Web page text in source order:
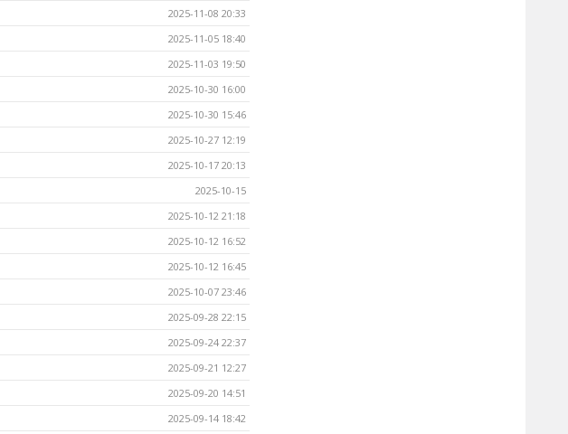
2025-11-08 20:33
2025-11-05 18:40
2025-11-03 19:50
2025-10-30 16:00
2025-10-30 15:46
2025-10-27 12:19
2025-10-17 20:13
2025-10-15
2025-10-12 21:18
2025-10-12 16:52
2025-10-12 16:45
2025-10-07 23:46
2025-09-28 22:15
2025-09-24 22:37
2025-09-21 12:27
2025-09-20 14:51
2025-09-14 18:42